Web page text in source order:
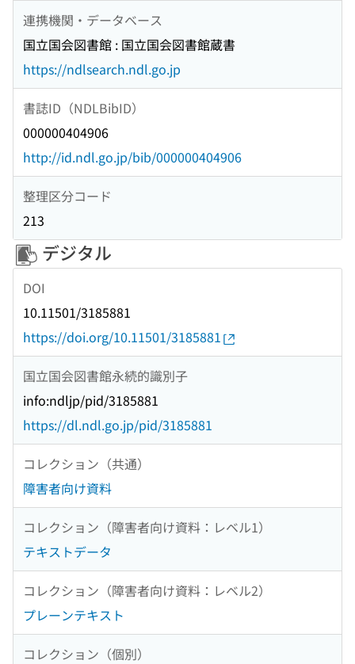
連携機関・データベース
国立国会図書館 : 国立国会図書館蔵書
https://ndlsearch.ndl.go.jp
書誌ID（NDLBibID）
000000404906
http://id.ndl.go.jp/bib/000000404906
整理区分コード
213
デジタル
DOI
10.11501/3185881
https://doi.org/10.11501/3185881
国立国会図書館永続的識別子
info:ndljp/pid/3185881
https://dl.ndl.go.jp/pid/3185881
コレクション（共通）
障害者向け資料
コレクション（障害者向け資料：レベル1）
テキストデータ
コレクション（障害者向け資料：レベル2）
プレーンテキスト
コレクション（個別）